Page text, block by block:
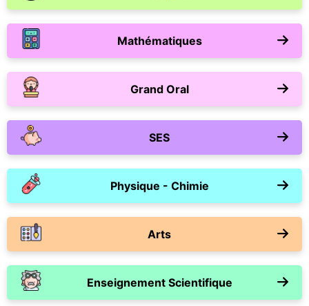
Mathématiques
Grand Oral
SES
Physique - Chimie
Arts
Enseignement Scientifique